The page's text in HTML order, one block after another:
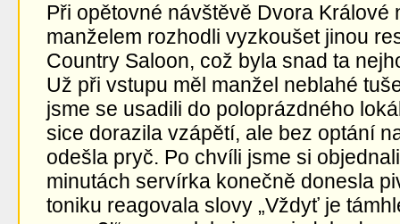
Při opětovné návštěvě Dvora Králové
manželem rozhodli vyzkoušet jinou
Country Saloon, což byla snad ta
Už při vstupu měl manžel neblahé
jsme se usadili do poloprázdného
sice dorazila vzápětí, ale bez optání
odešla pryč. Po chvíli jsme si
minutách servírka konečně donesla
toniku reagovala slovy „Vždyť je